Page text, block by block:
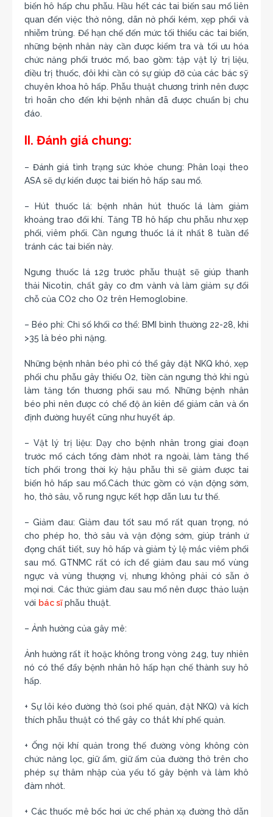
biến hô hấp chu phẫu. Hầu hết các tai biến sau mổ liên
quan đến việc thở nông, dãn nở phổi kém, xẹp phổi và
nhiễm trùng. Để hạn chế đến mức tối thiểu các tai biến,
những bệnh nhân này cần được kiểm tra và tối ưu hóa
chức năng phổi trước mổ, bao gồm: tập vật lý trị liệu,
điều trị thuốc, đôi khi cần có sự giúp đỡ của các bác sỹ
chuyên khoa hô hấp. Phẫu thuật chương trình nên được
trì hoãn cho đến khi bệnh nhân đã được chuẩn bị chu
đáo.
II. Đánh giá chung:
– Đánh giá tình trạng sức khỏe chung: Phân loại theo
ASA sẽ dự kiến được tai biến hô hấp sau mổ.
– Hút thuốc lá: bệnh nhân hút thuốc lá làm giảm
khoảng trao đổi khí. Tăng TB hô hấp chu phẫu như xẹp
phổi, viêm phổi. Cần ngưng thuốc lá ít nhất 8 tuần để
tránh các tai biến này.
Ngưng thuốc lá 12g trước phẫu thuật sẽ giúp thanh
thải Nicotin, chất gây co đm vành và làm giảm sự đổi
chỗ của CO2 cho O2 trên Hemoglobine.
– Béo phì: Chỉ số khối cơ thể: BMI bình thường 22-28, khi
>35 là béo phì nặng.
Những bệnh nhân béo phì có thể gây đặt NKQ khó, xẹp
phổi chu phẫu gây thiếu O2, tiền căn ngưng thở khi ngủ
làm tăng tổn thương phổi sau mổ. Những bệnh nhân
béo phì nên được có chế độ ăn kiên để giảm cân và ổn
định đường huyết cũng như huyết áp.
– Vật lý trị liệu: Dạy cho bệnh nhân trong giai đoạn
trước mổ cách tống đàm nhớt ra ngoài, làm tăng thể
tích phổi trong thời kỳ hậu phẫu thì sẽ giảm được tai
biến hô hấp sau mổ.Cách thức gồm có vận động sớm,
ho, thở sâu, vỗ rung ngực kết hợp dẫn lưu tư thế.
– Giảm đau: Giảm đau tốt sau mổ rất quan trọng, nó
cho phép ho, thở sâu và vận động sớm, giúp tránh ứ
đọng chất tiết, suy hô hấp và giảm tỷ lệ mắc viêm phổi
sau mổ. GTNMC rất có ích để giảm đau sau mổ vùng
ngực và vùng thượng vị, nhưng không phải có sẵn ở
mọi nơi. Các thức giảm đau sau mổ nên được thảo luận
với bác sĩphẫu thuật.
– Ảnh hưởng của gây mê:
Ảnh hưởng rất ít hoặc không trong vòng 24g, tuy nhiên
nó có thể đẩy bệnh nhân hô hấp hạn chế thành suy hô
hấp.
+ Sự lôi kéo đường thở (soi phế quản, đặt NKQ) và kích
thích phẫu thuật có thể gây co thắt khí phế quản.
+ Ống nội khí quản trong thế đường vòng không còn
chức năng lọc, giữ ẩm, giữ ấm của đường thở trên cho
phép sự thâm nhập của yếu tố gây bệnh và làm khô
đàm nhớt.
+ Các thuốc mê bốc hơi ức chế phản xạ đường thở dẫn